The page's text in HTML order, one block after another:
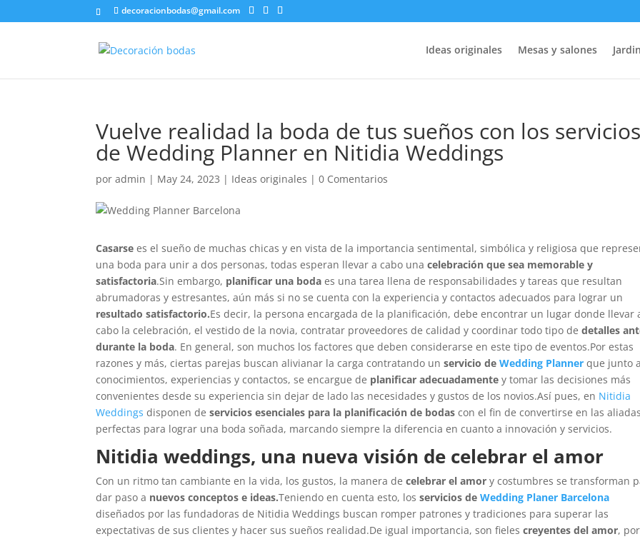
decoracionbodas@gmail.com
Ideas originales Mesas y salones
Vuelve realidad la boda de tus sueños con los servicios
de Wedding Planner en Nitidia Weddings
poradmin | May 24, 2023 | Ideas originales |0 Comentarios
Casarse es el sueño de muchas chicas y en vista de la importancia sentimental, simbólica y religiosa que
una boda para unir a dos personas, todas esperan llevar a cabo unacelebración que sea memorable y
satisfactoria.Sin embargo, planificar una boda es una tarea llena de responsabilidades y tareas que resultan
abrumadoras y estresantes, aún más si no se cuenta con la experiencia y contactos adecuados para lograr un
resultado satisfactorio.Es decir, la persona encargada de la planificación, debe encontrar un lugar donde llevar
cabo la celebración, el vestido de la novia, contratar proveedores de calidad y coordinar todo tipo dedetalles
durante la boda. En general, son muchos los factores que deben considerarse en este tipo de eventos.Por estas
razones y más, ciertas parejas buscan alivianar la carga contratando unservicio deWedding Planner que junto
conocimientos, experiencias y contactos, se encargue de planificar adecuadamentey tomar las decisiones más
convenientes desde su experiencia sin dejar de lado las necesidades y gustos de los novios.Así pues, en Nitidia
Weddings disponen de servicios esenciales para la planificación de bodas con el fin de convertirse en las aliadas
perfectas para lograr una boda soñada, marcando siempre la diferencia en cuanto a innovación y servicios.
Nitidia weddings, una nueva visión de celebrar el amor
Con un ritmo tan cambiante en la vida, los gustos, la manera decelebrar el amor y costumbres se transforman
dar paso a nuevos conceptos e ideas.Teniendo en cuenta esto, losservicios deWedding Planer Barcelona
diseñados por las fundadoras de Nitidia Weddings buscan romper patrones y tradiciones para superar las
expectativas de sus clientes y hacer sus sueños realidad.De igual importancia, son fieles creyentes del amor,